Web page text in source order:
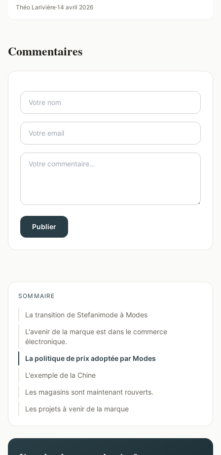
Théo Larivière·14 avril 2026
Commentaires
Publier
SOMMAIRE
La transition de Stefanimode à Modes
L'avenir de la marque est dans le commerce
électronique.
La politique de prix adoptée par Modes
L'exemple de la Chine
Les magasins sont maintenant rouverts.
Les projets à venir de la marque